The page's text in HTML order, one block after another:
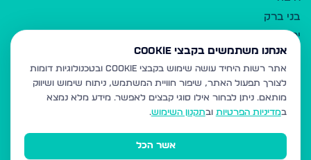
בני ברק
ירושלים
אלעד
גבעת זאב
בית שמש
רכסים
מודיעין עילית
אנחנו משתמשים בקבצי Cookie
אתר רשות היחיד עושה שימוש בקבצי Cookie ובטכנולוגיות דומות
לצורך תפעול האתר, שיפור חוויית המשתמש, ניתוח שימוש ושיווק
מותאם. ניתן לבחור אילו סוגי קבצים לאפשר. מידע מלא נמצא
במדיניות הפרטיות ובתקנון השימוש.
אשר הכל